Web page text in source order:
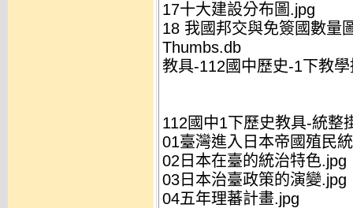
17十大建設分布圖.jpg
18 我國邦交與免簽國數量
Thumbs.db
教具-112國中歷史-1下教
112國中1下歷史教具-統整
01臺灣進入日本帝國殖民
02日本在臺的統治特色.jpg
03日本治臺政策的演變.jpg
04五年理蕃計畫.jpg